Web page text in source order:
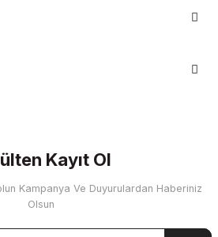
Kayıt Ol
Kampanya Ve Duyurulardan Haberiniz
Olsun